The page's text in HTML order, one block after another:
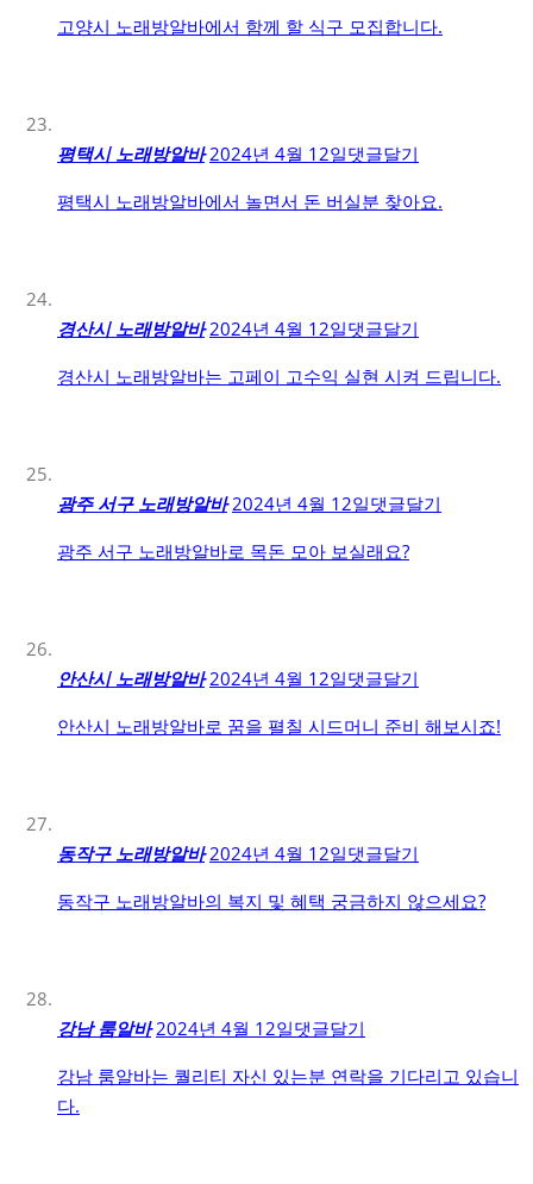
고양시 노래방알바에서 함께 할 식구 모집합니다.
평택시 노래방알바 2024년 4월 12일댓글달기
평택시 노래방알바에서 놀면서 돈 버실분 찾아요.
경산시 노래방알바 2024년 4월 12일댓글달기
경산시 노래방알바는 고페이 고수익 실현 시켜 드립니다.
광주 서구 노래방알바 2024년 4월 12일댓글달기
광주 서구 노래방알바로 목돈 모아 보실래요?
안산시 노래방알바 2024년 4월 12일댓글달기
안산시 노래방알바로 꿈을 펼칠 시드머니 준비 해보시죠!
동작구 노래방알바 2024년 4월 12일댓글달기
동작구 노래방알바의 복지 및 혜택 궁금하지 않으세요?
강남 룸알바 2024년 4월 12일댓글달기
강남 룸알바는 퀄리티 자신 있는분 연락을 기다리고 있습니
다.